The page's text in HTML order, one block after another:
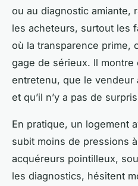
ou au diagnostic amiante,
les acheteurs, surtout les
où la transparence prime,
gage de sérieux. Il
entretenu, que le vendeur
et qu’il n’y a pas de
En pratique, un logement
subit moins de pressions
acquéreurs pointilleux,
les diagnostics, hésitent